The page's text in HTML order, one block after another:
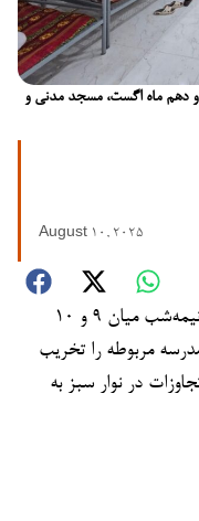
و دهم ماه اگست، مسجد مدنی و
August 10, 2025
اداره ولسوالی اسلام‌آباد و دفتر ولسوال در نیمه‌شب میان ۹ و ۱۰
مربوطه را تخریب
در نوار سبز به